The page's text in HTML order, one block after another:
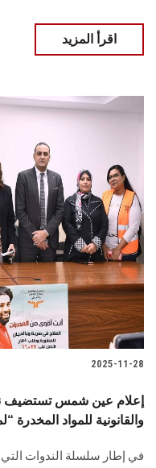
اقرأ المزيد
2025-11-28
إعلام عين شمس تستضيف
والقانونية للمواد المخدرة
في إطار سلسلة الندوات التي